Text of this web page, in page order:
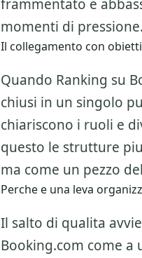
frammentato e
momenti di pressione.
Il collegamento con
Quando Ranking su
chiusi in un singolo
chiariscono i ruoli e
questo le strutture
ma come un pezzo
Perche e una leva
Il salto di qualita
Booking.com come a